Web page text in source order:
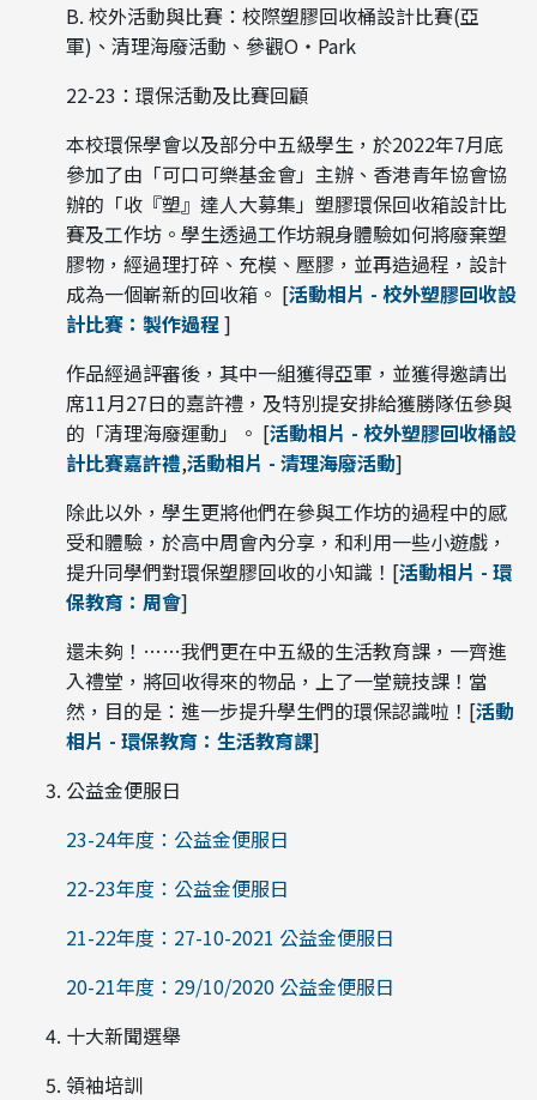
B. 校外活動與比賽：校際塑膠回收桶設計比賽(亞
軍)、清理海廢活動、參觀O‧Park
22-23：環保活動及比賽回顧
本校環保學會以及部分中五級學生，於2022年7月底
參加了由「可口可樂基金會」主辦、香港青年協會協
辦的「收『塑』達人大募集」塑膠環保回收箱設計比
賽及工作坊。學生透過工作坊親身體驗如何將廢棄塑
膠物，經過理打碎、充模、壓膠，並再造過程，設計
成為一個嶄新的回收箱。 [活動相片 - 校外塑膠回收設
計比賽：製作過程]
作品經過評審後，其中一組獲得亞軍，並獲得邀請出
席11月27日的嘉許禮，及特別提安排給獲勝隊伍參與
的「清理海廢運動」。 [活動相片 - 校外塑膠回收桶設
計比賽嘉許禮,活動相片 - 清理海廢活動]
除此以外，學生更將他們在參與工作坊的過程中的感
受和體驗，於高中周會內分享，和利用一些小遊戲，
提升同學們對環保塑膠回收的小知識！[活動相片 - 環
保教育：周會]
還未夠！……我們更在中五級的生活教育課，一齊進
入禮堂，將回收得來的物品，上了一堂競技課！當
然，目的是：進一步提升學生們的環保認識啦！[活動
相片 - 環保教育：生活教育課]
公益金便服日
23-24年度：公益金便服日
22-23年度：公益金便服日
21-22年度：27-10-2021 公益金便服日
20-21年度：29/10/2020 公益金便服日
十大新聞選舉
領袖培訓